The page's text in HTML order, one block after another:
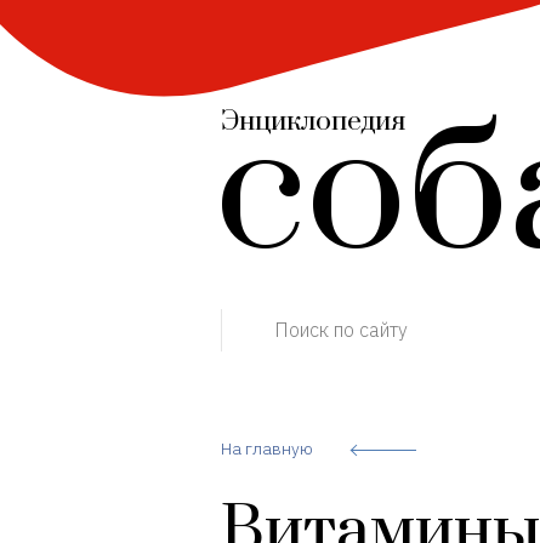
Энциклопедия
Поиск по сайту
На главную